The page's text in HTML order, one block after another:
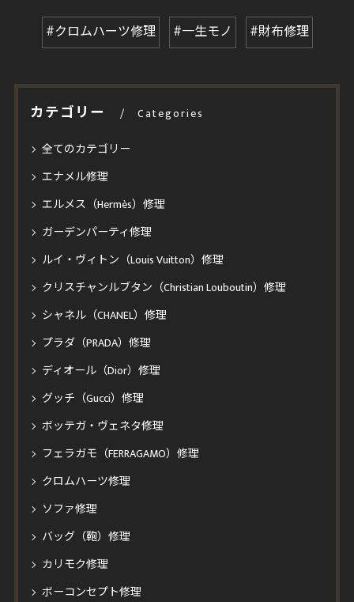
#クロムハーツ修理 #一生モノ #財布修理
カテゴリー Categories
全てのカテゴリー
エナメル修理
エルメス（Hermès）修理
ガーデンパーティ修理
ルイ・ヴィトン（Louis Vuitton）修理
クリスチャンルブタン（Christian Louboutin）修理
シャネル（CHANEL）修理
プラダ（PRADA）修理
ディオール（Dior）修理
グッチ（Gucci）修理
ボッテガ・ヴェネタ修理
フェラガモ（FERRAGAMO）修理
クロムハーツ修理
ソファ修理
バッグ（鞄）修理
カリモク修理
ボーコンセプト修理